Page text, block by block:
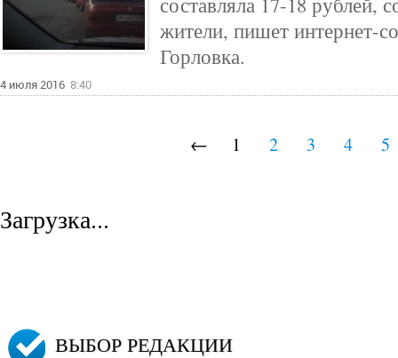
жители, пишет интернет-
Горловка.
4 июля 2016 8:40
← 1 2 3 4 5
Загрузка...
ВЫБОР РЕДАКЦИИ